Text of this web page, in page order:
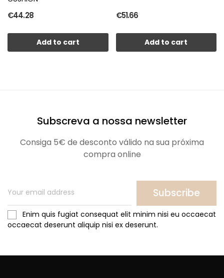
€44.28
Add to cart
€51.66
Add to cart
Subscreva a nossa newsletter
Consiga 5€ de desconto válido na sua próxima
compra online
Subscribe
Enim quis fugiat consequat elit minim nisi eu occaecat
occaecat deserunt aliquip nisi ex deserunt.